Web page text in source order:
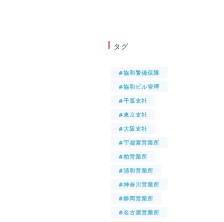
タグ
#協和警備保障
#協和ビル管理
#千葉支社
#東京支社
#大阪支社
#宇都宮営業所
#柏営業所
#浦和営業所
#神奈川営業所
#静岡営業所
#名古屋営業所